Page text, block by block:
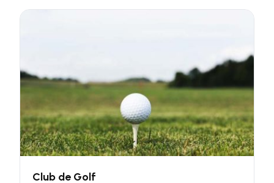
Club de Golf